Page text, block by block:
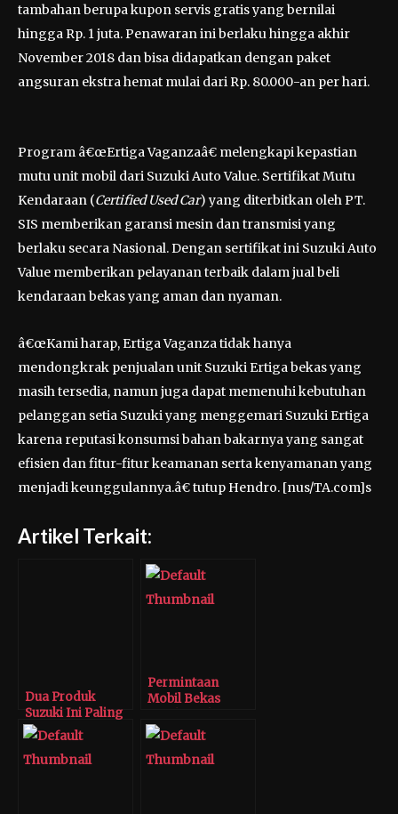
tambahan berupa kupon servis gratis yang bernilai
hingga Rp. 1 juta. Penawaran ini berlaku hingga akhir
November 2018 dan bisa didapatkan dengan paket
angsuran ekstra hemat mulai dari Rp. 80.000-an per hari.
Program â€œErtiga Vaganzaâ€ melengkapi kepastian
mutu unit mobil dari Suzuki Auto Value. Sertifikat Mutu
Kendaraan (Certified Used Car) yang diterbitkan oleh PT.
SIS memberikan garansi mesin dan transmisi yang
berlaku secara Nasional. Dengan sertifikat ini Suzuki Auto
Value memberikan pelayanan terbaik dalam jual beli
kendaraan bekas yang aman dan nyaman.
â€œKami harap, Ertiga Vaganza tidak hanya
mendongkrak penjualan unit Suzuki Ertiga bekas yang
masih tersedia, namun juga dapat memenuhi kebutuhan
pelanggan setia Suzuki yang menggemari Suzuki Ertiga
karena reputasi konsumsi bahan bakarnya yang sangat
efisien dan fitur-fitur keamanan serta kenyamanan yang
menjadi keunggulannya.â€ tutup Hendro. [nus/TA.com]s
Artikel Terkait:
Dua Produk
Suzuki Ini Paling
Diburu
Konsumen di
Jakarta Fair 2019
Permintaan
Mobil Bekas
Lebaran